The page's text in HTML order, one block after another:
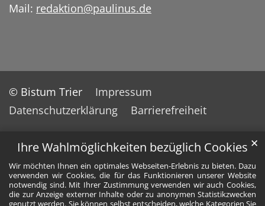
Ihre Wahlmöglichkeiten bezüglich Cookies
Wir möchten Ihnen ein optimales Webseiten-Erlebnis zu bieten. Dazu
verwenden wir Cookies, die für das Funktionieren unserer Website
notwendig sind. Mit Ihrer Zustimmung verwenden wir auch Cookies,
die zur Anzeige externer Inhalte oder zu anonymen Statistikzwecken
genutzt werden. Sie können selbst entscheiden, welche Kategorien Sie
✕
Mail: redaktion@paulinus.de
© Bistum Trier
Impressum
Datenschutzerklärung
Barrierefreiheit